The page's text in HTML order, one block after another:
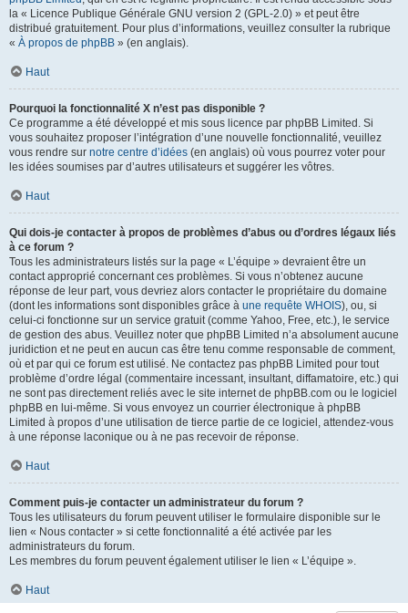
la « Licence Publique Générale GNU version 2 (GPL-2.0) » et peut être
distribué gratuitement. Pour plus d’informations, veuillez consulter la rubrique
« À propos de phpBB » (en anglais).
Haut
Pourquoi la fonctionnalité X n’est pas disponible ?
Ce programme a été développé et mis sous licence par phpBB Limited. Si
vous souhaitez proposer l’intégration d’une nouvelle fonctionnalité, veuillez
vous rendre sur notre centre d’idées (en anglais) où vous pourrez voter pour
les idées soumises par d’autres utilisateurs et suggérer les vôtres.
Haut
Qui dois-je contacter à propos de problèmes d’abus ou d’ordres légaux liés
à ce forum ?
Tous les administrateurs listés sur la page « L’équipe » devraient être un
contact approprié concernant ces problèmes. Si vous n’obtenez aucune
réponse de leur part, vous devriez alors contacter le propriétaire du domaine
(dont les informations sont disponibles grâce à une requête WHOIS), ou, si
celui-ci fonctionne sur un service gratuit (comme Yahoo, Free, etc.), le service
de gestion des abus. Veuillez noter que phpBB Limited n’a absolument aucune
juridiction et ne peut en aucun cas être tenu comme responsable de comment,
où et par qui ce forum est utilisé. Ne contactez pas phpBB Limited pour tout
problème d’ordre légal (commentaire incessant, insultant, diffamatoire, etc.) qui
ne sont pas directement reliés avec le site internet de phpBB.com ou le logiciel
phpBB en lui-même. Si vous envoyez un courrier électronique à phpBB
Limited à propos d’une utilisation de tierce partie de ce logiciel, attendez-vous
à une réponse laconique ou à ne pas recevoir de réponse.
Haut
Comment puis-je contacter un administrateur du forum ?
Tous les utilisateurs du forum peuvent utiliser le formulaire disponible sur le
lien « Nous contacter » si cette fonctionnalité a été activée par les
administrateurs du forum.
Les membres du forum peuvent également utiliser le lien « L’équipe ».
Haut